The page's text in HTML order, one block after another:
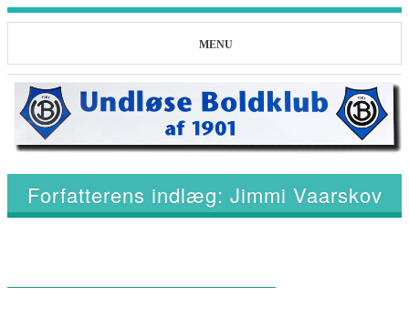
MENU
Forfatterens indlæg: Jimmi Vaarskov